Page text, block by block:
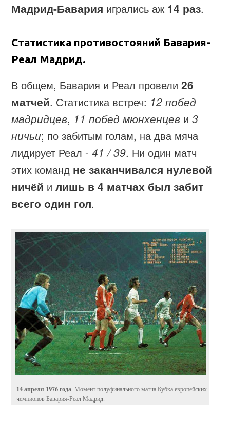
Мадрид-Бавария игрались аж 14 раз.
Статистика противостояний Бавария-
Реал Мадрид.
В общем, Бавария и Реал провели26
матчей. Статистика встреч: 12 побед
мадридцев, 11 побед мюнхенцев и3
ничьи; по забитым голам, на два мяча
лидирует Реал - 41 / 39. Ни один матч
этих команд не заканчивался нулевой
ничёй илишь в 4 матчах был забит
всего один гол.
14 апреля 1976 года. Момент полуфинального матча Кубка европейских
чемпионов Бавария-Реал Мадрид.